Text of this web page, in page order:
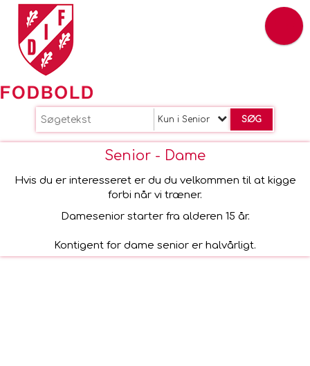
Kun i Senior
Senior - Dame
Hvis du er interesseret er du du velkommen til at kigge
forbi når vi træner.
Damesenior starter fra alderen 15 år.
Kontigent for dame senior er halvårligt.